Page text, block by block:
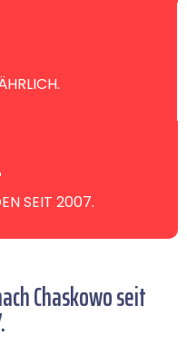
SEIT 2007.
Chaskowo seit